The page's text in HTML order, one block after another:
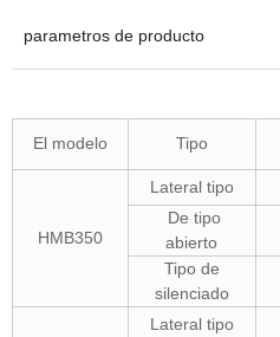
parametros de producto
El modelo Tipo
HMB350
Lateral tipo
De tipo
abierto
Tipo de
silenciado
Lateral tipo